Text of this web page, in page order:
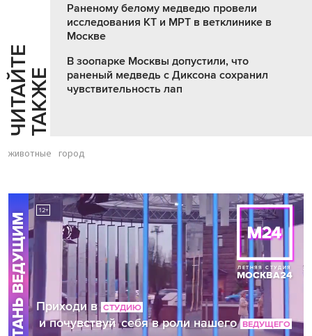
Ч
И
Т
АЙ
Т
Е
Т
А
К
ЖЕ
Раненому белому медведю провели
исследования КТ и МРТ в ветклинике в
Москве
В зоопарке Москвы допустили, что
раненый медведь с Диксона сохранил
чувствительность лап
животные город